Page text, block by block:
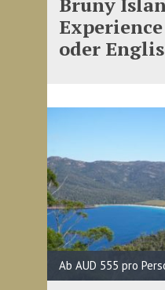
oder
Ab AUD 555 pro